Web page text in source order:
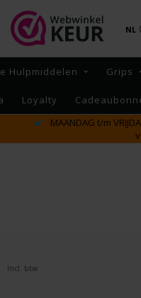
NL
Hulpmiddelen Grips
Loyalty
GRATIS
Incl. btw